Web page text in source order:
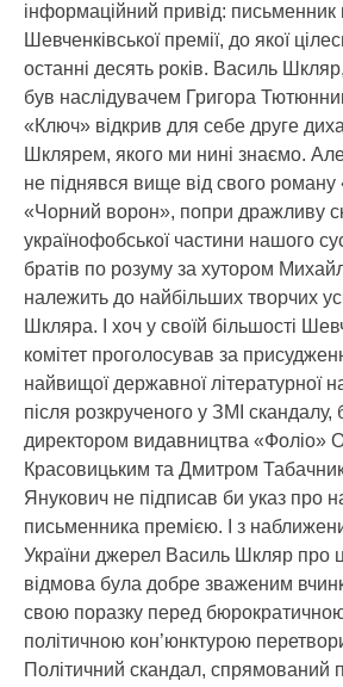
інформаційний привід: письменник
Шевченківської премії, до якої
останні десять років. Василь
був наслідувачем Григора
«Ключ» відкрив для себе друге
Шклярем, якого ми нині знаємо. Але
не піднявся вище від свого
«Чорний ворон», попри дражливу
українофобської частини нашого
братів по розуму за хутором
належить до найбільших творчих
Шкляра. І хоч у своїй більшості
комітет проголосував за
найвищої державної літературної
після розкрученого у ЗМІ скандалу,
директором видавництва «Фоліо»
Красовицьким та Дмитром
Янукович не підписав би указ про
письменника премією. І з
України джерел Василь Шкляр про
відмова була добре зваженим
свою поразку перед
політичною кон’юнктурою
Політичний скандал, спрямований